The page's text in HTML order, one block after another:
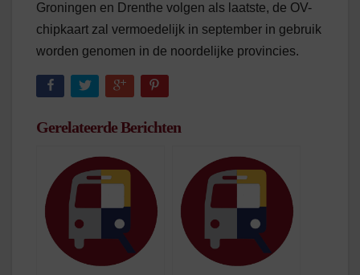
Groningen en Drenthe volgen als laatste, de OV-
chipkaart zal vermoedelijk in september in gebruik
worden genomen in de noordelijke provincies.
Gerelateerde Berichten